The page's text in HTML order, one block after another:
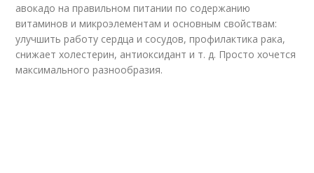
авокадо на правильном питании по содержанию
витаминов и микроэлементам и основным свойствам:
улучшить работу сердца и сосудов, профилактика рака,
снижает холестерин, антиоксидант и т. д. Просто хочется
максимального разнообразия.